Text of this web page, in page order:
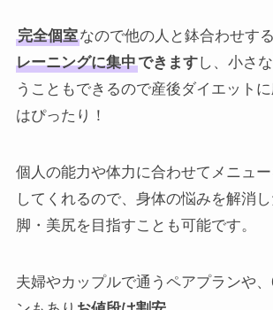
完全個室なので他の人と鉢合わせす
レーニングに集中できますし、小さ
うこともできるので産後ダイエット
はぴったり！
個人の能力や体力に合わせてメニュ
してくれるので、身体の悩みを解消
脚・美尻を目指すことも可能です。
夫婦やカップルで通うペアプランや